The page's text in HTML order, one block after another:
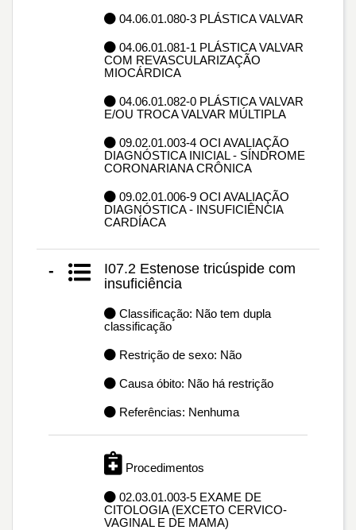
04.06.01.080-3 PLÁSTICA VALVAR
04.06.01.081-1 PLÁSTICA VALVAR
COM REVASCULARIZAÇÃO
MIOCÁRDICA
04.06.01.082-0 PLÁSTICA VALVAR
E/OU TROCA VALVAR MÚLTIPLA
09.02.01.003-4 OCI AVALIAÇÃO
DIAGNÓSTICA INICIAL - SÍNDROME
CORONARIANA CRÔNICA
09.02.01.006-9 OCI AVALIAÇÃO
DIAGNÓSTICA - INSUFICIÊNCIA
CARDÍACA
-
I07.2 Estenose tricúspide com
insuficiência
Classificação: Não tem dupla
classificação
Restrição de sexo: Não
Causa óbito: Não há restrição
Referências: Nenhuma
Procedimentos
02.03.01.003-5 EXAME DE
CITOLOGIA (EXCETO CERVICO-
VAGINAL E DE MAMA)